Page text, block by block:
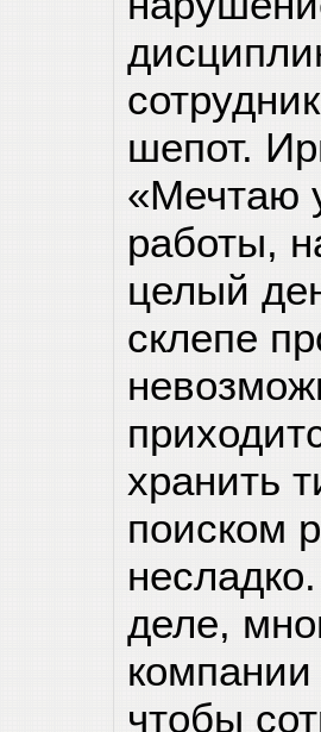
шепот.
«Мечтаю
работы,
целый
склепе
хранить
поиском
деле,
чтобы